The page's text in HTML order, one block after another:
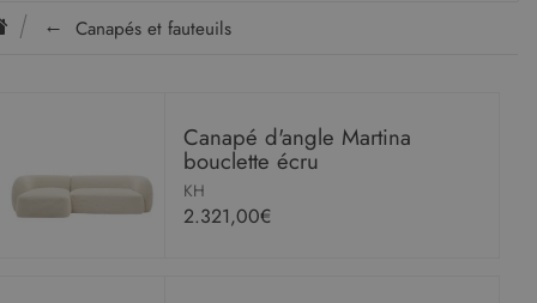
Canapés et fauteuils
Canapé d'angle Martina
bouclette écru
KH
2.321,00€